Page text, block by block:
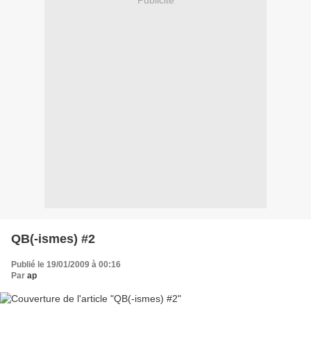
QB(-ismes) #2
Publié le 19/01/2009 à 00:16
Par ap